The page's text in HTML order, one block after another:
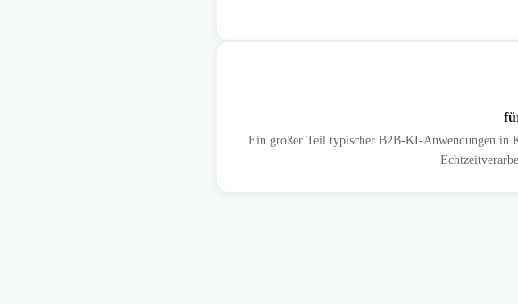
Ein großer Teil typischer B2B-KI-Anwendungen in